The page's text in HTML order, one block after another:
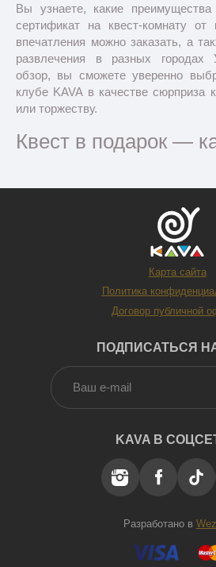
Вы узнаете, какие
сертификат на квест-комнату от
впечатления можно заказать, а
развлечения в разных городах
обзор, вы сможете уверенно
клубе KAVA в качестве сюрприза
или торжеству.
Квест в подарок —
Квест — это отличная идея
возможность хотя бы на короткое
с рутины на что-то необычное
интересное. Такой формат досуга
влюбленным, коллегам и даже
с интересами будущего
вкус в виде подарочного
Карта сайта
Политика
Договор публичной
ПОДПИСАТЬСЯ
KAVA В
Разработано в